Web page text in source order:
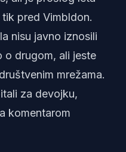
pred Vimbldon.
nisu javno iznosili
o drugom, ali jeste
mrežama.
za devojku,
komentarom